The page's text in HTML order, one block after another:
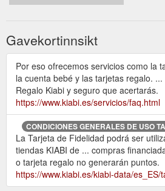
Gavekortinnsikt
Por eso ofrecemos servicios como la
la cuenta bebé y las tarjetas regalo.
Regalo Kiabi y seguro que acertarás.
https://www.kiabi.es/servicios/faq.html
CONDICIONES GENERALES DE USO
La Tarjeta de Fidelidad podrá ser
tiendas KIABI de ... compras
o tarjeta regalo no generarán puntos.
https://www.kiabi.es/kiabi-data/